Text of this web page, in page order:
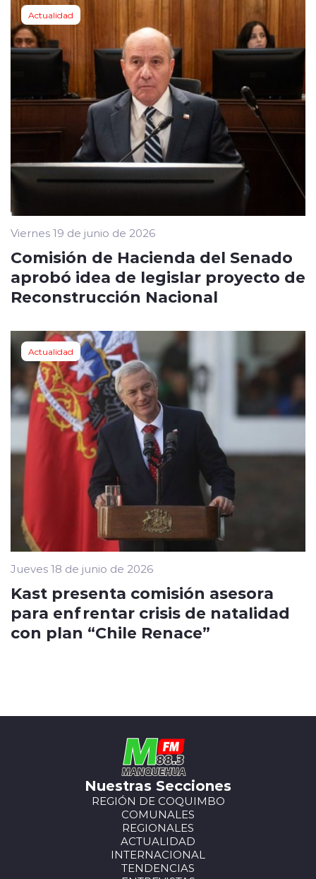
Actualidad
Viernes 19 de junio de 2026
Comisión de Hacienda del Senado
aprobó idea de legislar proyecto de
Reconstrucción Nacional
Actualidad
Jueves 18 de junio de 2026
Kast presenta comisión asesora
para enfrentar crisis de natalidad
con plan “Chile Renace”
Nuestras Secciones
REGIÓN DE COQUIMBO
COMUNALES
REGIONALES
ACTUALIDAD
INTERNACIONAL
TENDENCIAS